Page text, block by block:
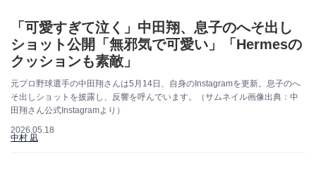
「可愛すぎて泣く」中田翔、息子のへそ出し
ショット公開「無邪気で可愛い」「Hermesの
クッションも素敵」
元プロ野球選手の中田翔さんは5月14日、自身のInstagramを更新。息子のへ
そ出しショットを披露し、反響を呼んでいます。（サムネイル画像出典：中
田翔さん公式Instagramより）
2026.05.18
中村 凪